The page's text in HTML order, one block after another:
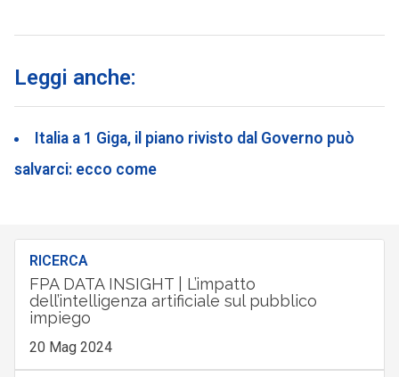
Leggi anche:
Italia a 1 Giga, il piano rivisto dal Governo può
salvarci: ecco come
RICERCA
FPA DATA INSIGHT | L’impatto
dell’intelligenza artificiale sul pubblico
impiego
20 Mag 2024